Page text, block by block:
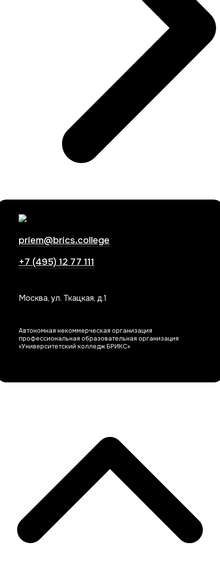
priem@brics.college
+7 (495) 12 77 111
Москва, ул. Ткацкая, д.1
Автономная некоммерческая организация
профессиональная образовательная организация
«Университетский колледж БРИКС»